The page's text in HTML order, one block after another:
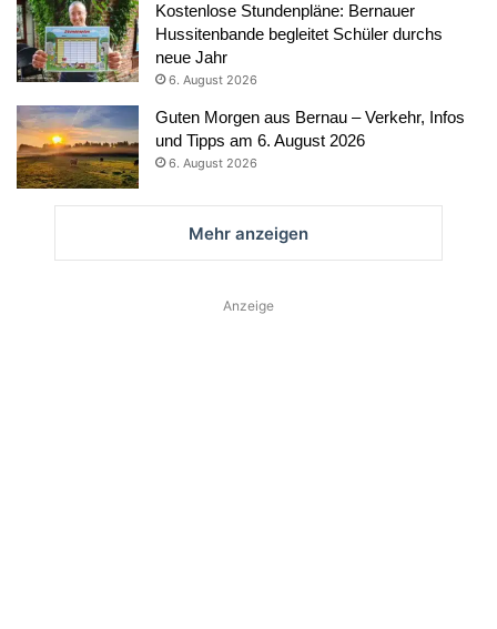
Kostenlose Stundenpläne: Bernauer
Hussitenbande begleitet Schüler durchs
neue Jahr
6. August 2026
Guten Morgen aus Bernau – Verkehr, Infos
und Tipps am 6. August 2026
6. August 2026
Mehr anzeigen
Anzeige